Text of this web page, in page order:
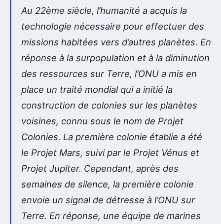
Au 22ème siècle, l’humanité a acquis la
technologie nécessaire pour effectuer des
missions habitées vers d’autres planètes. En
réponse à la surpopulation et à la diminution
des ressources sur Terre, l’ONU a mis en
place un traité mondial qui a initié la
construction de colonies sur les planètes
voisines, connu sous le nom de Projet
Colonies. La première colonie établie a été
le Projet Mars, suivi par le Projet Vénus et
Projet Jupiter. Cependant, après des
semaines de silence, la première colonie
envoie un signal de détresse à l’ONU sur
Terre. En réponse, une équipe de marines